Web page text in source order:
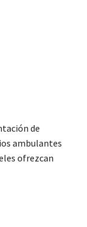
de
ambulantes
ofrezcan